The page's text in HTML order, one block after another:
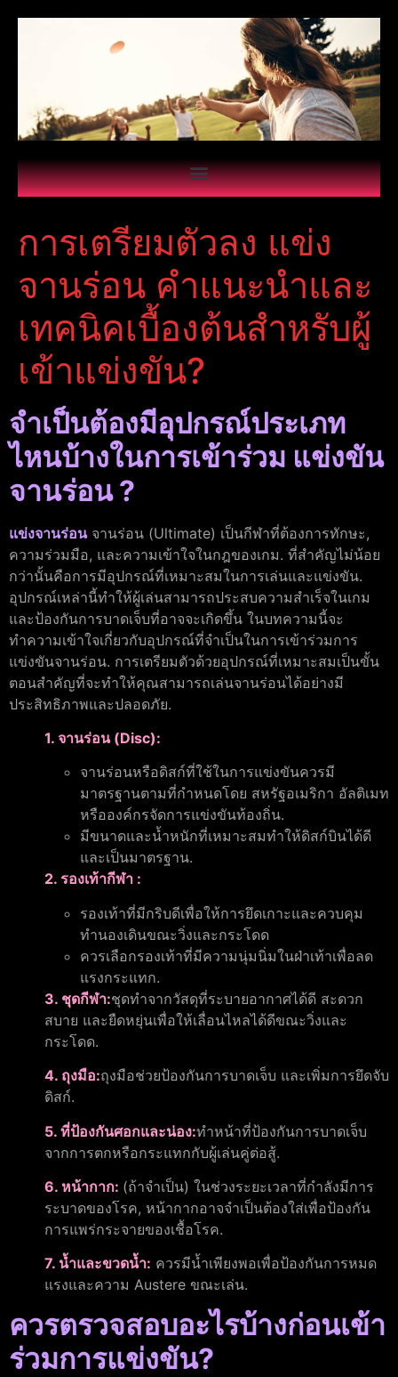
การเตรียมตัวลง แข่ง
จานร่อน คำแนะนำและ
เทคนิคเบื้องต้นสำหรับผู้
เข้าแข่งขัน?
จำเป็นต้องมีอุปกรณ์ประเภท
ไหนบ้างในการเข้าร่วม แข่งขัน
จานร่อน ?
แข่งจานร่อนจานร่อน (Ultimate) เป็นกีฬาที่ต้องการทักษะ,
ความร่วมมือ, และความเข้าใจในกฎของเกม. ที่สำคัญไม่น้อย
กว่านั้นคือการมีอุปกรณ์ที่เหมาะสมในการเล่นและแข่งขัน.
อุปกรณ์เหล่านี้ทำให้ผู้เล่นสามารถประสบความสำเร็จในเกม
และป้องกันการบาดเจ็บที่อาจจะเกิดขึ้น ในบทความนี้จะ
ทำความเข้าใจเกี่ยวกับอุปกรณ์ที่จำเป็นในการเข้าร่วมการ
แข่งขันจานร่อน. การเตรียมตัวด้วยอุปกรณ์ที่เหมาะสมเป็นขั้น
ตอนสำคัญที่จะทำให้คุณสามารถเล่นจานร่อนได้อย่างมี
ประสิทธิภาพและปลอดภัย.
1. จานร่อน (Disc):
จานร่อนหรือดิสก์ที่ใช้ในการแข่งขันควรมี
มาตรฐานตามที่กำหนดโดย สหรัฐอเมริกา อัลติเมท
หรือองค์กรจัดการแข่งขันท้องถิ่น.
มีขนาดและน้ำหนักที่เหมาะสมทำให้ดิสก์บินได้ดี
และเป็นมาตรฐาน.
2. รองเท้ากีฬา :
รองเท้าที่มีกริบดีเพื่อให้การยึดเกาะและควบคุม
ทำนองเดินขณะวิ่งและกระโดด
ควรเลือกรองเท้าที่มีความนุ่มนิ่มในฝ่าเท้าเพื่อลด
แรงกระแทก.
3. ชุดกีฬา:ชุดทำจากวัสดุที่ระบายอากาศได้ดี สะดวก
สบาย และยืดหยุ่นเพื่อให้เลื่อนไหลได้ดีขณะวิ่งและ
กระโดด.
4. ถุงมือ:ถุงมือช่วยป้องกันการบาดเจ็บ และเพิ่มการยึดจับ
ดิสก์.
5. ที่ป้องกันศอกและน่อง:ทำหน้าที่ป้องกันการบาดเจ็บ
จากการตกหรือกระแทกกับผู้เล่นคู่ต่อสู้.
6. หน้ากาก: (ถ้าจำเป็น) ในช่วงระยะเวลาที่กำลังมีการ
ระบาดของโรค, หน้ากากอาจจำเป็นต้องใส่เพื่อป้องกัน
การแพร่กระจายของเชื้อโรค.
7. น้ำและขวดน้ำ: ควรมีน้ำเพียงพอเพื่อป้องกันการหมด
แรงและความ Austere ขณะเล่น.
ควรตรวจสอบอะไรบ้างก่อนเข้า
ร่วมการแข่งขัน?